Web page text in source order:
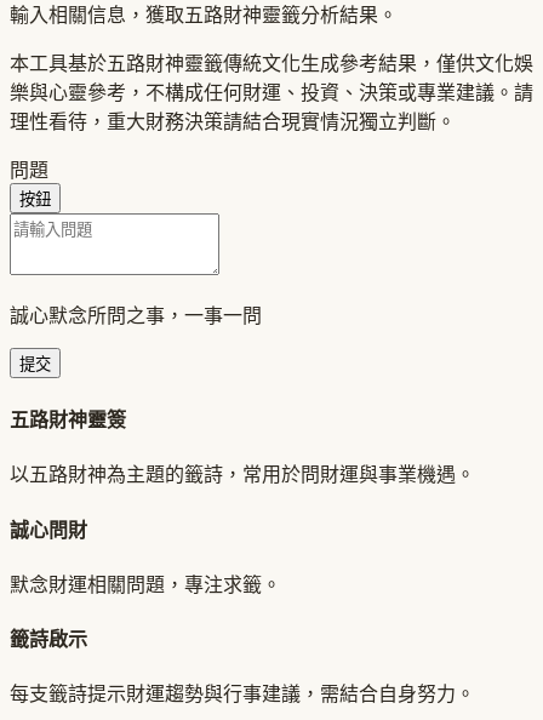
輸入相關信息，獲取五路財神靈籤分析結果。
本工具基於五路財神靈籤傳統文化生成參考結果，僅供文化娛
樂與心靈參考，不構成任何財運、投資、決策或專業建議。請
理性看待，重大財務決策請結合現實情況獨立判斷。
問題
按鈕
誠心默念所問之事，一事一問
提交
五路財神靈簽
以五路財神為主題的籤詩，常用於問財運與事業機遇。
誠心問財
默念財運相關問題，專注求籤。
籤詩啟示
每支籤詩提示財運趨勢與行事建議，需結合自身努力。